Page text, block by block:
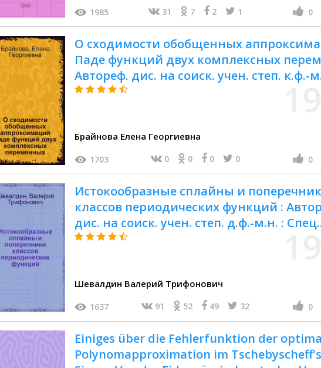
1985 31 7 2 1 0
О сходимости обобщенных
Паде функций двух комплексных
Автореф. дис. на соиск. учен. степ. к.ф.-
Спец. 01.01.01
Брайнова Елена Георгиевна
1703 0 0 0 0 0
Истокообразные сплайны и
классов периодических функций :
дис. на соиск. учен. степ. д.ф.-м.н. : Спец.
01.01.01
Шевалдин Валерий Трифонович
1637 91 52 49 32 0
Einiges über die Fehlerfunktion der
Polynomapproximation im